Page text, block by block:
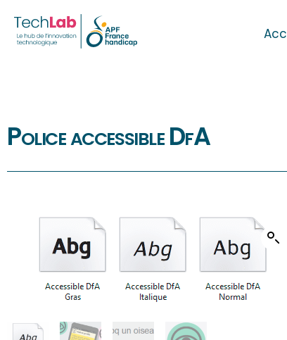
Police accessible DfA